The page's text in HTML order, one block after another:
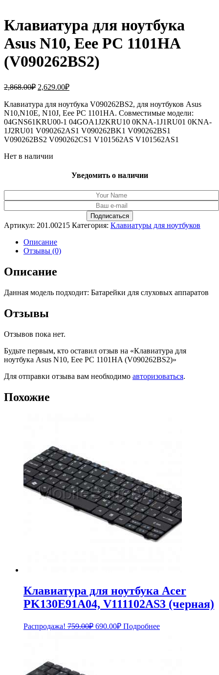
Клавиатура для ноутбука
Asus N10, Eee PC 1101HA
(V090262BS2)
2,868.00₽ Первоначальная
составляла
2,868.00₽.
2,629.00₽Текущая
2,629.00₽.
Клавиатура для ноутбука V090262BS2, для ноутбуков Asus
N10,N10E, N10J, Eee PC 1101HA. Совместимые модели:
04GNS61KRU00-1 04GOA1J2KRU10 0KNA-1J1RU01 0KNA-
1J2RU01 V090262AS1 V090262BK1 V090262BS1
V090262BS2 V090262CS1 V101562AS V101562AS1
Нет в наличии
Уведомить о наличии
Артикул: 201.00215 Категория: Клавиатуры для ноутбуков
Описание
Отзывы (0)
Описание
Данная модель подходит: Батарейки для слуховых аппаратов
Отзывы
Отзывов пока нет.
Будьте первым, кто оставил отзыв на «Клавиатура для
ноутбука Asus N10, Eee PC 1101HA (V090262BS2)»
Для отправки отзыва вам необходимо авторизоваться.
Похожие
Клавиатура для ноутбука Acer
PK130E91A04, V111102AS3 (черная)
Распродажа! 759.00₽ Первоначальная
690.00₽Текущая
цена:
Подробнее